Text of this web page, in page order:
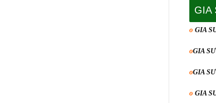
GIA
o GIA
oGIA
oGIA
o GIA